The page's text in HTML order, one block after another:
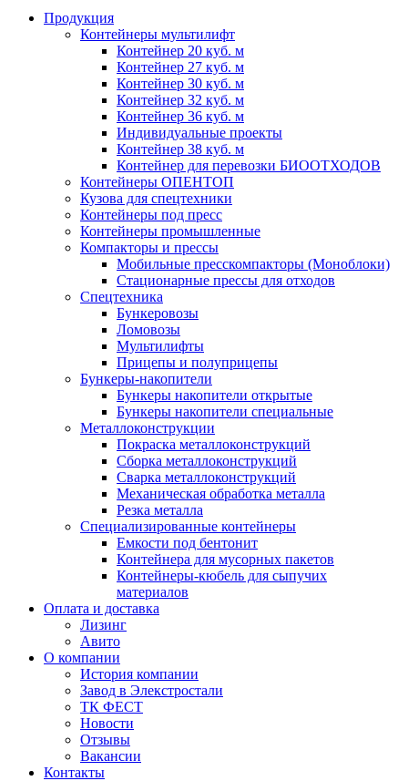
Продукция
Контейнеры мультилифт
Контейнер 20 куб. м
Контейнер 27 куб. м
Контейнер 30 куб. м
Контейнер 32 куб. м
Контейнер 36 куб. м
Индивидуальные проекты
Контейнер 38 куб. м
Контейнер для перевозки БИООТХОДОВ
Контейнеры ОПЕНТОП
Кузова для спецтехники
Контейнеры под пресс
Контейнеры промышленные
Компакторы и прессы
Мобильные пресскомпакторы (Моноблоки)
Стационарные прессы для отходов
Спецтехника
Бункеровозы
Ломовозы
Мультилифты
Прицепы и полуприцепы
Бункеры-накопители
Бункеры накопители открытые
Бункеры накопители специальные
Металлоконструкции
Покраска металлоконструкций
Сборка металлоконструкций
Сварка металлоконструкций
Механическая обработка металла
Резка металла
Специализированные контейнеры
Емкости под бентонит
Контейнера для мусорных пакетов
Контейнеры-кюбель для сыпучих
материалов
Оплата и доставка
Лизинг
Авито
О компании
История компании
Завод в Элекстростали
ТК ФЕСТ
Новости
Отзывы
Вакансии
Контакты